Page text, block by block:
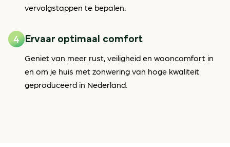
vervolgstappen te bepalen.
Ervaar optimaal comfort
Geniet van meer rust, veiligheid en wooncomfort in
en om je huis met zonwering van hoge kwaliteit
geproduceerd in Nederland.